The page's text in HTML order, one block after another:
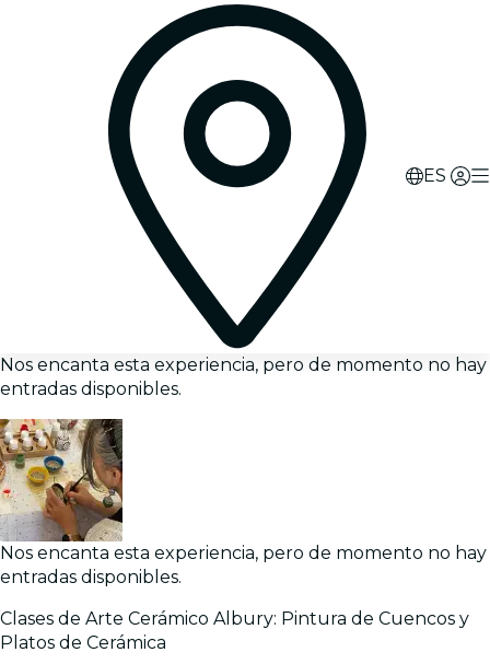
ES
Nos encanta esta experiencia, pero de momento no hay
entradas disponibles.
Nos encanta esta experiencia, pero de momento no hay
entradas disponibles.
Clases de Arte Cerámico Albury: Pintura de Cuencos y
Platos de Cerámica